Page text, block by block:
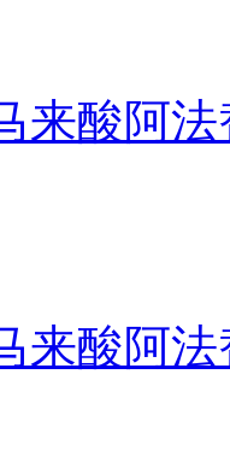
来酸阿
来酸阿